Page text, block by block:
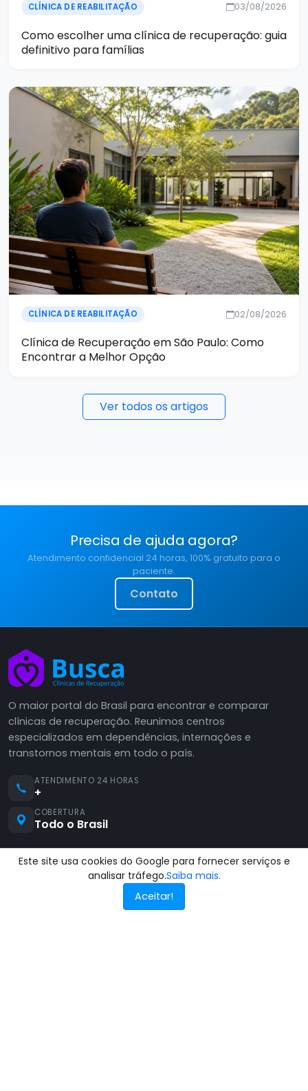
CLÍNICA DE REABILITAÇÃO 03/08/2026
Como escolher uma clínica de recuperação: guia
definitivo para famílias
CLÍNICA DE REABILITAÇÃO 02/08/2026
Clínica de Recuperação em São Paulo: Como
Encontrar a Melhor Opção
Ver todos os artigos
Precisa de ajuda agora?
Atendimento confidencial 24 horas, 100% gratuito para o
paciente.
Contato
O maior portal do Brasil para encontrar e comparar
clínicas de recuperação. Reunimos centros
especializados em dependências, internações e
transtornos mentais em todo o país.
ATENDIMENTO 24 HORAS
+
COBERTURA
Todo o Brasil
TRATAMENTOS
Este site usa cookies do Google para fornecer serviços e
analisar tráfego.Saiba mais.
Aceitar!